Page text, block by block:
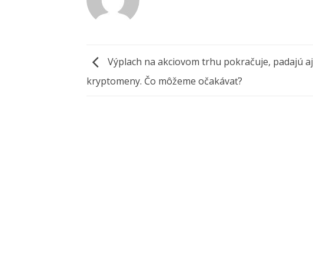
Výplach na akciovom trhu pokračuje, padajú aj
kryptomeny. Čo môžeme očakávať?